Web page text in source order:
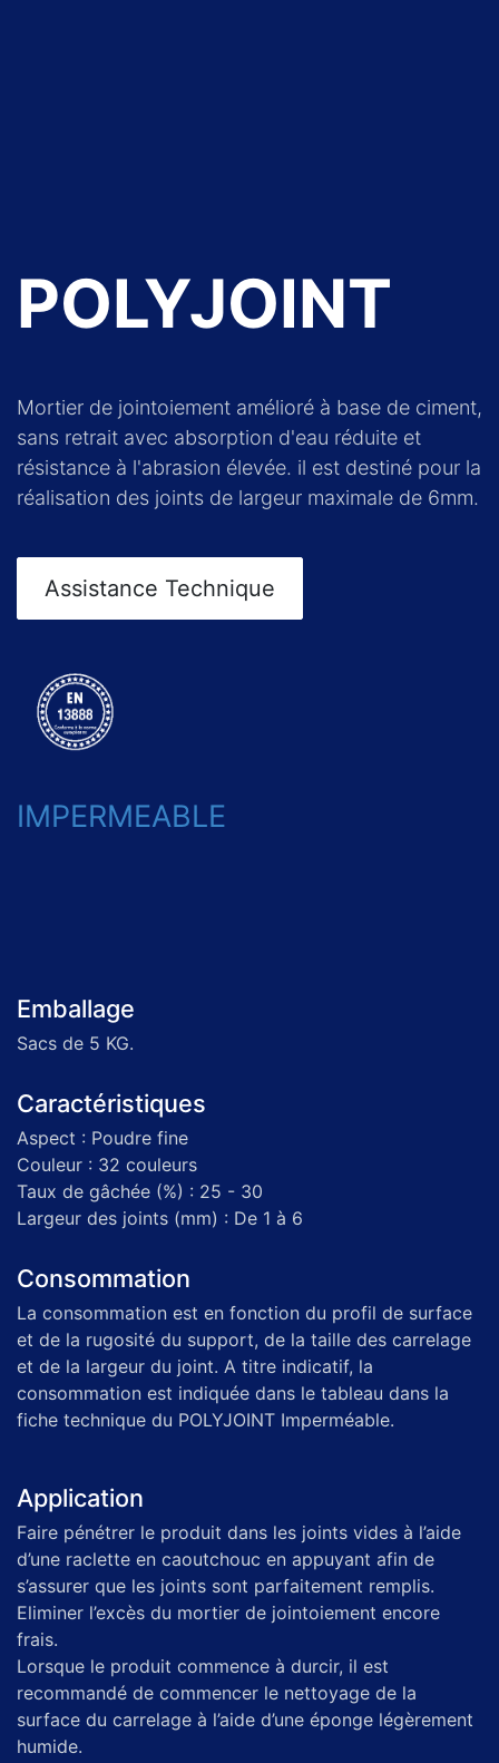
POLYJOINT
Mortier de jointoiement amélioré à base de ciment,
sans retrait avec absorption d'eau réduite et
résistance à l'abrasion élevée. il est destiné pour la
réalisation des joints de largeur maximale de 6mm.
Assistance Technique
IMPERMEABLE
Emballage
Sacs de 5 KG.
Caractéristiques
Aspect : Poudre fine
Couleur : 32 couleurs
Taux de gâchée (%) : 25 - 30
Largeur des joints (mm) : De 1 à 6
Consommation
La consommation est en fonction du profil de surface
et de la rugosité du support, de la taille des carrelage
et de la largeur du joint. A titre indicatif, la
consommation est indiquée dans le tableau dans la
fiche technique du POLYJOINT Imperméable.
Application
Faire pénétrer le produit dans les joints vides à l’aide
d’une raclette en caoutchouc en appuyant afin de
s’assurer que les joints sont parfaitement remplis.
Eliminer l’excès du mortier de jointoiement encore
frais.
Lorsque le produit commence à durcir, il est
recommandé de commencer le nettoyage de la
surface du carrelage à l’aide d’une éponge légèrement
humide.